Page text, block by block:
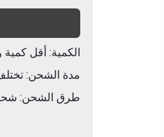
الكمية: أقل
مدة الشحن:
طرق الشحن: